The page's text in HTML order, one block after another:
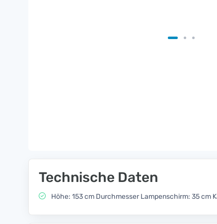
Technische Daten
Höhe: 153 cm Durchmesser Lampenschirm: 35 cm